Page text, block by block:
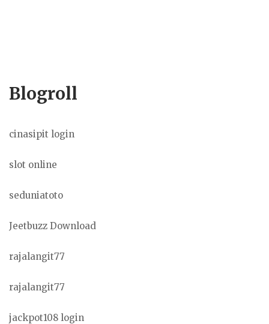
Blogroll
cinasipit login
slot online
seduniatoto
Jeetbuzz Download
rajalangit77
rajalangit77
jackpot108 login